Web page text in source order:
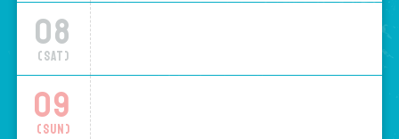
08
(Sat)
09
(Sun)